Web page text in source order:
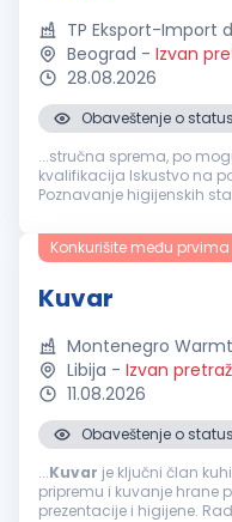
TP Eksport-Import
Beograd - Izvan
28.08.2026
Obaveštenje o
...stručna sprema, po
kvalifikacija Iskustvo na
Poznavanje higijenskih
spremnost na rad...
Konkurišite među prvima
Kuvar
Montenegro
Libija - Izvan
11.08.2026
Obaveštenje o
...Kuvar je ključni član
pripremu i kuvanje hrane
prezentacije i higijene.